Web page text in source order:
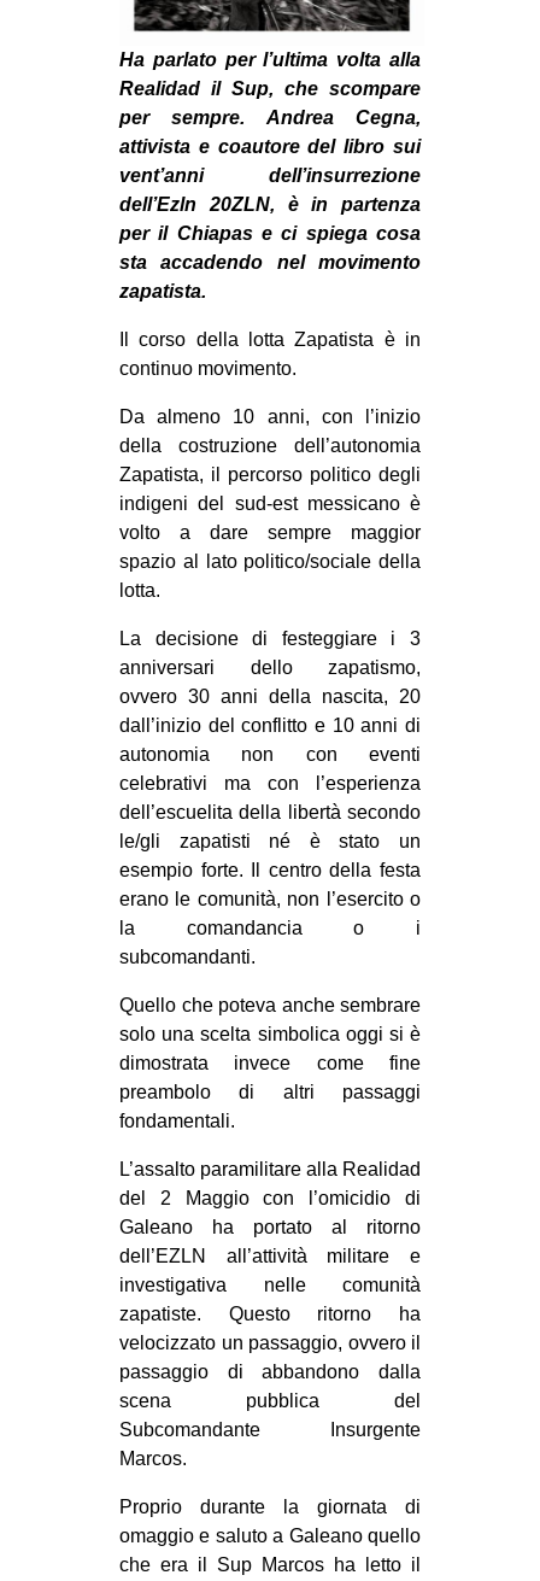
MOVIMENTI
AMBIENTE
ANTIFASCISMO
DIRITTO ALL’ABITARE
GENERI
MIGRAZIONI
PRECARIATO
STUDENTI
CINEMA
MANIFESTI
MUSICA
INTERNAZIONALE
AFRICA
AMERICHE
EUROPA
MEDIO ORIENTE
MONDO
EVENTI
Fb
tw
ms
SEARCH
Ha parlato per l’ultima volta alla
Realidad il Sup, che scompare
per sempre. Andrea Cegna,
attivista e coautore del libro sui
vent’anni dell’insurrezione
dell’Ezln 20ZLN, è in partenza
per il Chiapas e ci spiega cosa
sta accadendo nel movimento
zapatista.
Il corso della lotta Zapatista è in
continuo movimento.
Da almeno 10 anni, con l’inizio
della costruzione dell’autonomia
Zapatista, il percorso politico degli
indigeni del sud-est messicano è
volto a dare sempre maggior
spazio al lato politico/sociale della
lotta.
La decisione di festeggiare i 3
anniversari dello zapatismo,
ovvero 30 anni della nascita, 20
dall’inizio del conflitto e 10 anni di
autonomia non con eventi
celebrativi ma con l’esperienza
dell’escuelita della libertà secondo
le/gli zapatisti né è stato un
esempio forte. Il centro della festa
erano le comunità, non l’esercito o
la comandancia o i
subcomandanti.
Quello che poteva anche sembrare
solo una scelta simbolica oggi si è
dimostrata invece come fine
preambolo di altri passaggi
fondamentali.
L’assalto paramilitare alla Realidad
del 2 Maggio con l’omicidio di
Galeano ha portato al ritorno
dell’EZLN all’attività militare e
investigativa nelle comunità
zapatiste. Questo ritorno ha
velocizzato un passaggio, ovvero il
passaggio di abbandono dalla
scena pubblica del
Subcomandante Insurgente
Marcos.
Proprio durante la giornata di
omaggio e saluto a Galeano quello
che era il Sup Marcos ha letto il